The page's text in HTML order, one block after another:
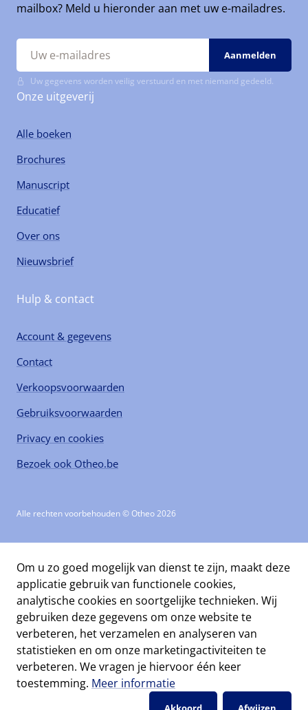
mailbox? Meld u hieronder aan met uw e-mailadres.
Uw gegevens worden veilig verstuurd en met niemand gedeeld.
Onze uitgeverij
Alle boeken
Brochures
Manuscript
Educatief
Over ons
Nieuwsbrief
Hulp & contact
Account & gegevens
Contact
Verkoopsvoorwaarden
Gebruiksvoorwaarden
Privacy en cookies
Bezoek ook Otheo.be
Alle rechten voorbehouden © Otheo 2026
Om u zo goed mogelijk van dienst te zijn, maakt deze
applicatie gebruik van functionele cookies,
analytische cookies en soortgelijke technieken. Wij
gebruiken deze gegevens om onze website te
verbeteren, het verzamelen en analyseren van
statistieken en om onze marketingactiviteiten te
verbeteren. We vragen je hiervoor één keer
toestemming. Meer informatie